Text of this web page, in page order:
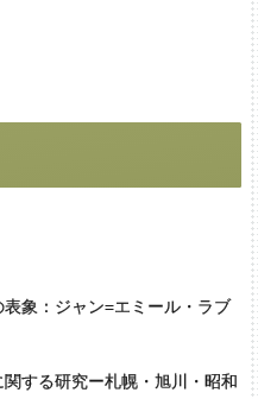
象：ジャン=エミール・ラブ
する研究ー札幌・旭川・昭和